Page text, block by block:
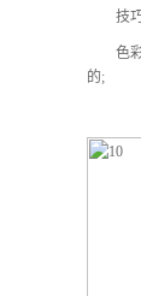
技巧
色彩
的;